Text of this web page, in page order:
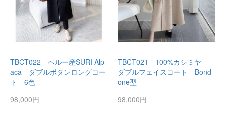
TBCT022 ペルー産SURI Alp
aca ダブルボタンロングコー
ト 6色
98,000円
TBCT021 100%カシミヤ
ダブルフェイスコート Bond
one型
98,000円